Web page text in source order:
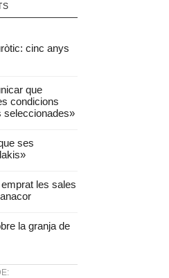
cinc anys
que
condicions
seleccionades»
ses
les sales
la granja de